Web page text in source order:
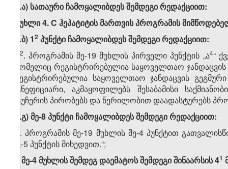
დ.ა) სათაური ჩამოყალიბდეს შემდეგი რედაქციით:
მუხლი4. C ჰეპატიტის მართვისპროგრამის
დ.ბ) 1​2 პუნქტი ჩამოყალიბდეს შემდეგი რედაქციით:
​2. პროგრამის მე-19 მუხლის პირველი პუნქტის „ა​4“
რომელიც რეგისტრირებულია საყოველთაო
რეგისტრირებულია საყოველთაო ჯანდაცვის
ბენეფიციარი, აკმაყოფილებს შესაბამისი
ვაუჩერის პირობებს და წერილობით დაადასტურებს
დ.გ) მე-8პუნქტი ჩამოყალიბდეს შემდეგი რედაქციით:
„8. პროგრამის მე-19 მუხლის მე-4 პუნქტით
მე-5 პუნქტის მიხედვით.“;
ე) მე-4 მუხლის შემდეგ დაემატოს შემდეგი შინაარსის 4​1